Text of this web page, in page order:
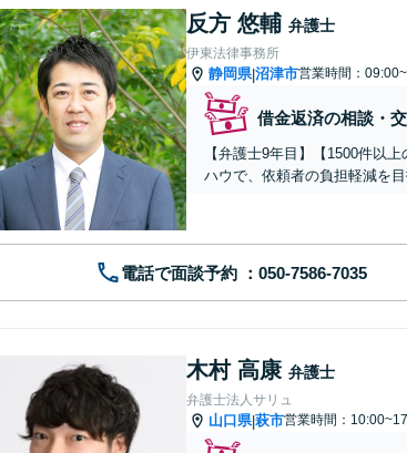
反方 悠輔 弁護士
伊東法律事務所
静岡県|沼津市営業時間：
借金返済の相談・
【弁護士9年目】【1500件以
ハウで、依頼者の負担軽減を
電話で面談予約
木村 高康 弁護士
弁護士法人サリュ
山口県|萩市営業時間：